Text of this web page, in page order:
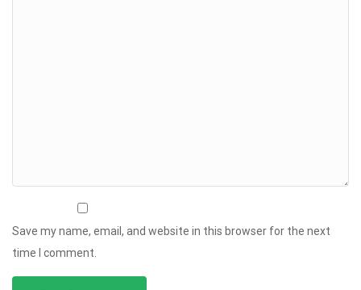
Save my name, email, and website in this browser for the next
time I comment.